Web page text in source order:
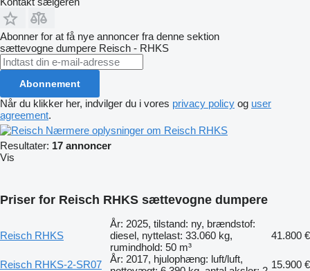
Abonner for at få nye annoncer fra denne sektion
sættevogne dumpere Reisch - RHKS
Abonnement
Når du klikker her, indvilger du i vores privacy policy og user
agreement.
Nærmere oplysninger om Reisch RHKS
Resultater: 17 annoncer
Vis
Priser for Reisch RHKS sættevogne dumpere
Reisch RHKS
År: 2025, tilstand: ny, brændstof:
diesel, nyttelast: 33.060 kg,
rumindhold: 50 m³
41.800 €
Reisch RHKS-2-SR07
År: 2017, hjulophæng: luft/luft,
15.900 €